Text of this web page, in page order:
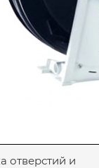
отверстий и